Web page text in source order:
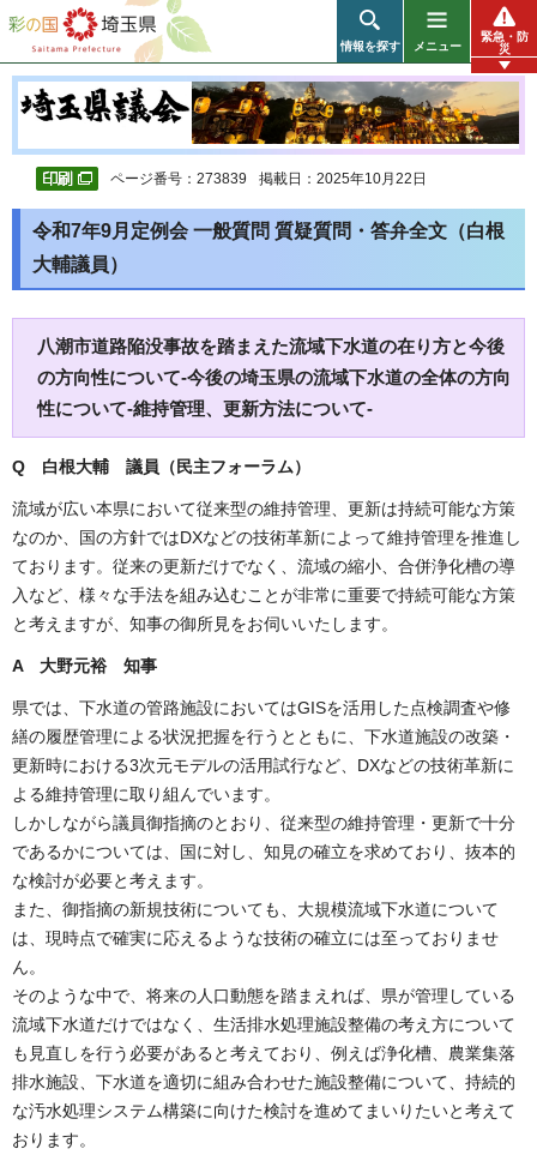
彩の国 埼玉県
情報を探す メニュー
緊急・防
災
ページ番号：273839 掲載日：2025年10月22日
令和7年9月定例会 一般質問 質疑質問・答弁全文（白根
大輔議員）
八潮市道路陥没事故を踏まえた流域下水道の在り方と今後
の方向性について-今後の埼玉県の流域下水道の全体の方向
性について-維持管理、更新方法について-
Q 白根大輔 議員（民主フォーラム）
流域が広い本県において従来型の維持管理、更新は持続可能な方策
なのか、国の方針ではDXなどの技術革新によって維持管理を推進し
ております。従来の更新だけでなく、流域の縮小、合併浄化槽の導
入など、様々な手法を組み込むことが非常に重要で持続可能な方策
と考えますが、知事の御所見をお伺いいたします。
A 大野元裕 知事
県では、下水道の管路施設においてはGISを活用した点検調査や修
繕の履歴管理による状況把握を行うとともに、下水道施設の改築・
更新時における3次元モデルの活用試行など、DXなどの技術革新に
よる維持管理に取り組んでいます。
しかしながら議員御指摘のとおり、従来型の維持管理・更新で十分
であるかについては、国に対し、知見の確立を求めており、抜本的
な検討が必要と考えます。
また、御指摘の新規技術についても、大規模流域下水道について
は、現時点で確実に応えるような技術の確立には至っておりませ
ん。
そのような中で、将来の人口動態を踏まえれば、県が管理している
流域下水道だけではなく、生活排水処理施設整備の考え方について
も見直しを行う必要があると考えており、例えば浄化槽、農業集落
排水施設、下水道を適切に組み合わせた施設整備について、持続的
な汚水処理システム構築に向けた検討を進めてまいりたいと考えて
おります。